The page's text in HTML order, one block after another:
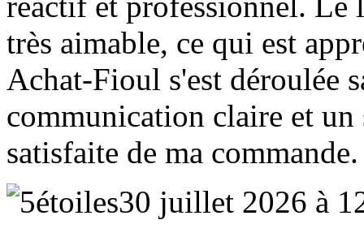
très aimable, ce qui est
Achat‑Fioul s'est déroulée
communication claire et
satisfaite de ma commande.
30 juillet 2026 à